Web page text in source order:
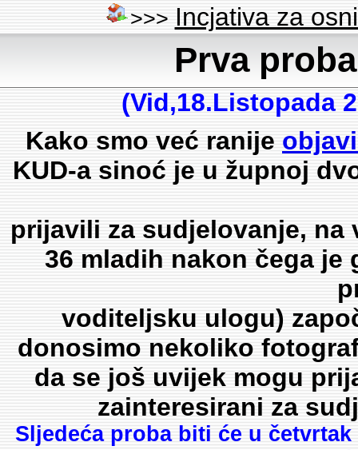
>>> Incjativa za
Prva
(Vid,18.Listopada
Kako smo već ranije
KUD-a sinoć je u župnoj
prijavili za sudjelovanje, na
36 mladih nakon čega
voditeljsku ulogu)
donosimo nekoliko
da se još uvijek mogu
zainteresirani za
Sljedeća proba biti će u